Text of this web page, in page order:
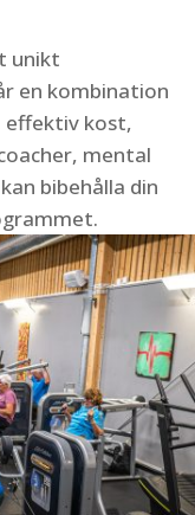
unikt
en kombination
effektiv kost,
mental
bibehålla din